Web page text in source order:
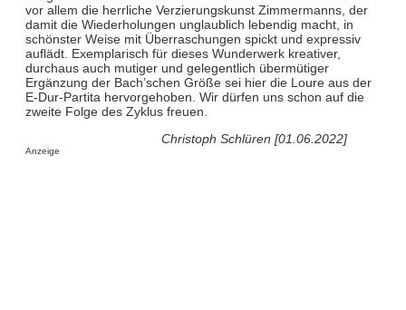
vor allem die herrliche Verzierungskunst Zimmermanns, der
damit die Wiederholungen unglaublich lebendig macht, in
schönster Weise mit Überraschungen spickt und expressiv
auflädt. Exemplarisch für dieses Wunderwerk kreativer,
durchaus auch mutiger und gelegentlich übermütiger
Ergänzung der Bach’schen Größe sei hier die Loure aus der
E-Dur-Partita hervorgehoben. Wir dürfen uns schon auf die
zweite Folge des Zyklus freuen.
Christoph Schlüren [01.06.2022]
Anzeige